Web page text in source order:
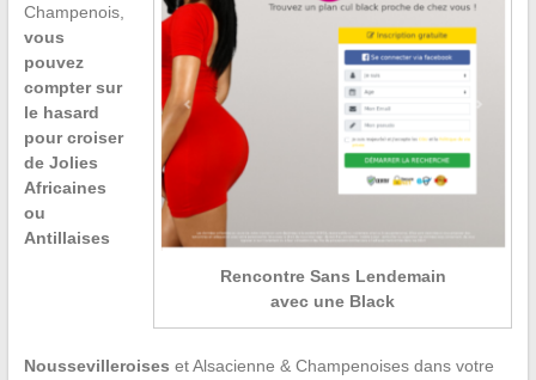
Rencontre Sans Lendemain
avec une Black
Champenois,
vous
pouvez
compter sur
le hasard
pour croiser
de Jolies
Africaines
ou
Antillaises
Noussevilleroises et Alsacienne & Champenoises dans votre